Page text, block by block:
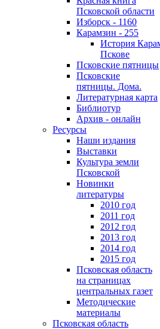
Псковской области
Изборск - 1160
Карамзин - 255
История
Пскове
Псковские пятницы
Псковские
пятницы. Дома.
Литературная карта
Библиотур
Архив - онлайн
Ресурсы
Наши издания
Выставки
Культура земли
Псковской
Новинки
литературы
2010 год
2011 год
2012 год
2013 год
2014 год
2015 год
Псковская область
на страницах
центральных газет
Методические
материалы
Псковская область